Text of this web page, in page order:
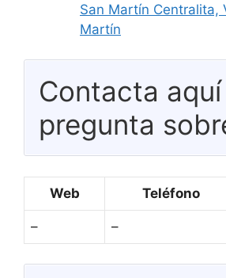
San Martín Centralita,
Martín
Contacta
pregunta
Web Teléfono
– –